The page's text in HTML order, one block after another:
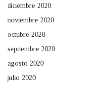
diciembre 2020
noviembre 2020
octubre 2020
septiembre 2020
agosto 2020
julio 2020